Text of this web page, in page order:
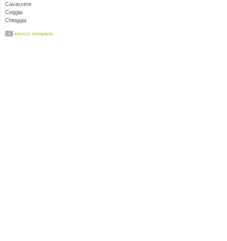
Cavarzere
Ceggia
Chioggia
Cona
+ elenco completo